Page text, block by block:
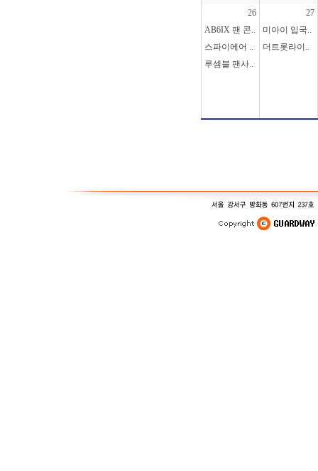
26
AB6IX 팬 콘..
스파이에어 ..
루셈블 팬사..
27
미아이 입국..
더트롯라이..